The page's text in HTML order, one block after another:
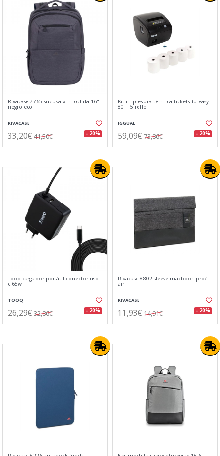
Rivacase 7765 suzuka xl mochila 16"
negro eco
RIVACASE
33,20€ 41,50€ - 20%
Kit impresora térmica tickets tp easy
80 + 5 rollo
IGGUAL
59,09€ 73,86€ - 20%
Tooq cargador portátil conector usb-
c 65w
TOOQ
26,29€ 32,86€ - 20%
Rivacase 8802 sleeve macbook pro/
air
RIVACASE
11,93€ 14,91€ - 20%